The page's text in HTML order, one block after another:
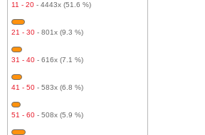
11 - 20 - 4443x (51.6 %)
21 - 30 - 801x (9.3 %)
31 - 40 - 616x (7.1 %)
41 - 50 - 583x (6.8 %)
51 - 60 - 508x (5.9 %)